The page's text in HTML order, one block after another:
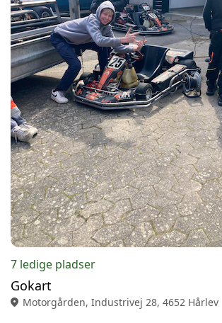
7 ledige pladser
Gokart
location_on Motorgården, Industrivej 28, 4652 Hårlev